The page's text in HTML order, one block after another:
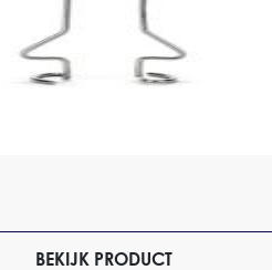
BEKIJK PRODUCT